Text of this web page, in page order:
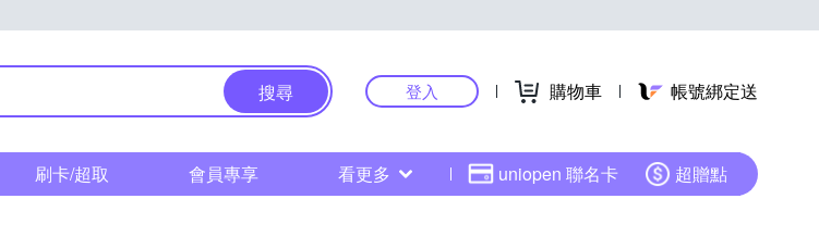
搜尋 登入 購物車 帳號綁定送
刷卡/超取 會員專享 看更多 uniopen 聯名卡 超贈點